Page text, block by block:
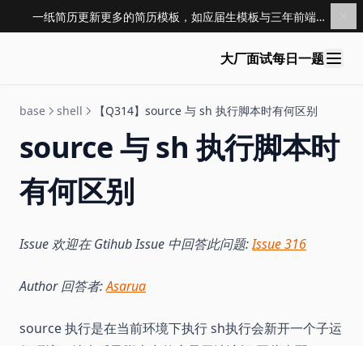
一纸简历更新更多的简历模板，如应届生模板与三年前端模板，点击查看 →
大厂面试每日一题
base shell 【Q314】source 与 sh 执行脚本时有何区别
source 与 sh 执行脚本时
有何区别
Issue 欢迎在 Gtihub Issue 中回答此问题:Issue 316
Author 回答者:Asarua
source 执行是在当前环境下执行 sh执行会新开一个子运